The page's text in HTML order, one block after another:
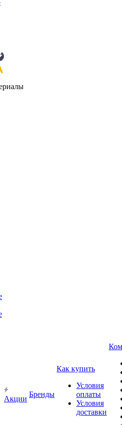
Акции
Бренды
Как купить
Условия
оплаты
Условия
доставки